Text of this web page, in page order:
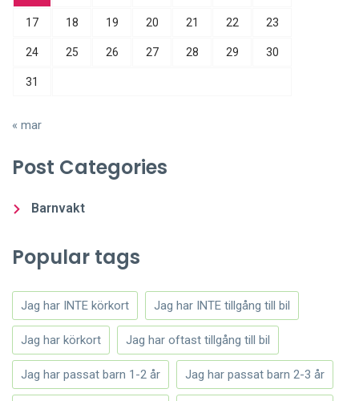
17 18 19 20 21 22 23
24 25 26 27 28 29 30
31
« mar
Post Categories
Barnvakt
Popular tags
Jag har INTE körkort Jag har INTE tillgång till bil
Jag har körkort Jag har oftast tillgång till bil
Jag har passat barn 1-2 år Jag har passat barn 2-3 år